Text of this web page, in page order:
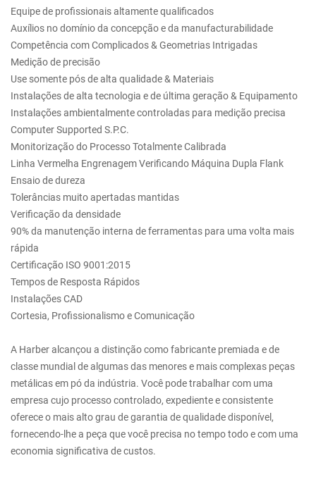
Equipe de profissionais altamente qualificados
Auxílios no domínio da concepção e da manufacturabilidade
Competência com Complicados & Geometrias Intrigadas
Medição de precisão
Use somente pós de alta qualidade & Materiais
Instalações de alta tecnologia e de última geração & Equipamento
Instalações ambientalmente controladas para medição precisa
Computer Supported S.P.C.
Monitorização do Processo Totalmente Calibrada
Linha Vermelha Engrenagem Verificando Máquina Dupla Flank
Ensaio de dureza
Tolerâncias muito apertadas mantidas
Verificação da densidade
90% da manutenção interna de ferramentas para uma volta mais
rápida
Certificação ISO 9001:2015
Tempos de Resposta Rápidos
Instalações CAD
Cortesia, Profissionalismo e Comunicação
A Harber alcançou a distinção como fabricante premiada e de
classe mundial de algumas das menores e mais complexas peças
metálicas em pó da indústria. Você pode trabalhar com uma
empresa cujo processo controlado, expediente e consistente
oferece o mais alto grau de garantia de qualidade disponível,
fornecendo-lhe a peça que você precisa no tempo todo e com uma
economia significativa de custos.